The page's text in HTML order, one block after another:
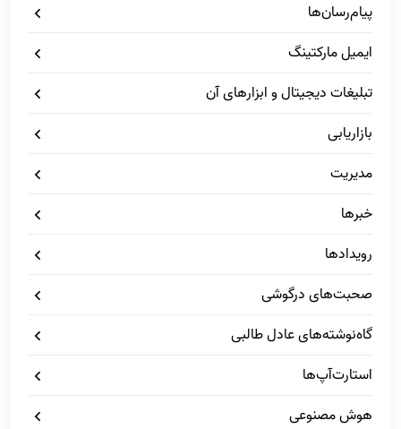
پیام‌رسان‌ها
ایمیل مارکتینگ
تبلیغات دیجیتال و ابزارهای آن
بازاریابی
مدیریت
خبرها
رویدادها
صحبت‌های درگوشی
گاه‌نوشته‌های عادل طالبی
استارت‌آپ‌ها
هوش مصنوعی